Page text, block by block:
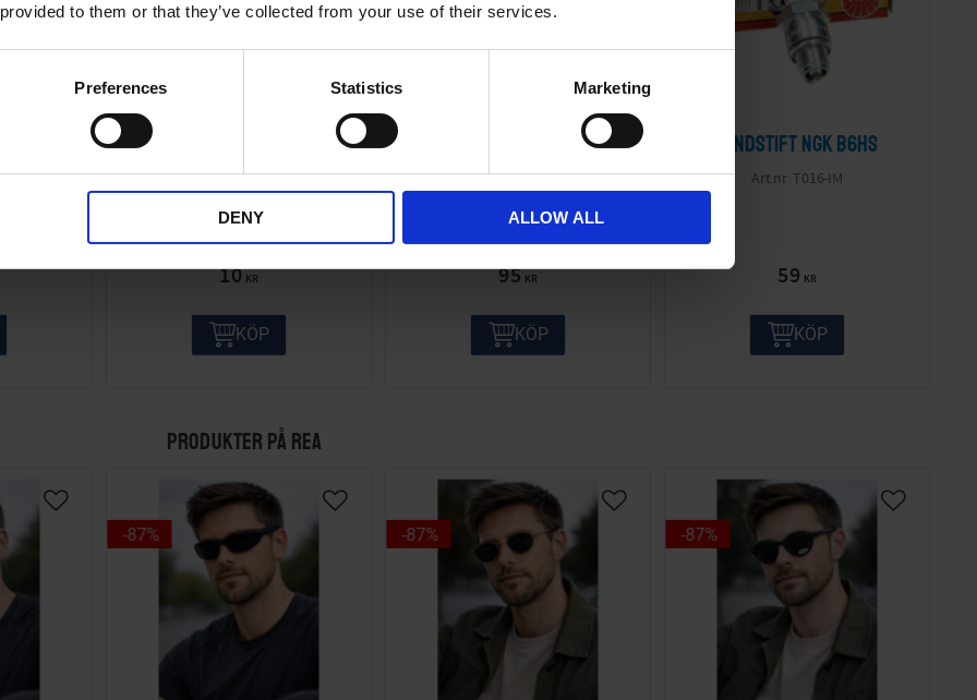
to them or that they’ve collected from your use of their services.
Preferences Statistics Marketing
DENY ALLOW ALL
bensinslang Universal
BES0062
10 KR
KÖP
Bensinkran M16x1 vinklad
Universal
02-24-201
95 KR
KÖP
Tändstift NGK B6HS
T016-IM
59 KR
KÖP
PRODUKTER PÅ REA
87% 87% 87%